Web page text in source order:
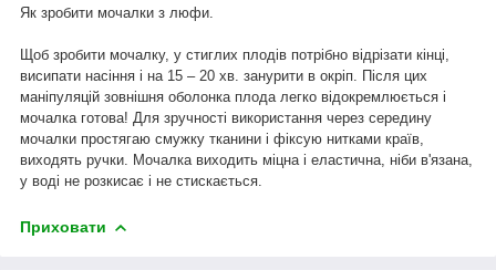
Як зробити мочалки з люфи.
Щоб зробити мочалку, у стиглих плодів потрібно відрізати кінці,
висипати насіння і на 15 – 20 хв. занурити в окріп. Після цих
маніпуляцій зовнішня оболонка плода легко відокремлюється і
мочалка готова! Для зручності використання через середину
мочалки простягаю смужку тканини і фіксую нитками країв,
виходять ручки. Мочалка виходить міцна і еластична, ніби в'язана,
у воді не розкисає і не стискається.
Приховати